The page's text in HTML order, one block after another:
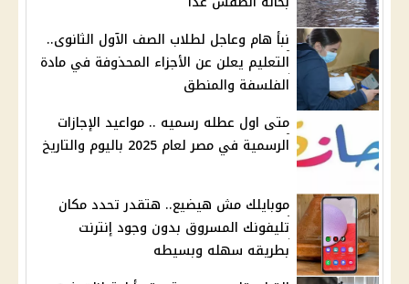
نبأ هام وعاجل لطلاب الصف الآول الثانوى..
التعليم يعلن عن الأجزاء المحذوفة في مادة
الفلسفة والمنطق
متى اول عطله رسميه .. مواعيد الإجازات
الرسمية في مصر لعام 2025 باليوم والتاريخ
موبايلك مش هيضيع.. هتقدر تحدد مكان
تليفونك المسروق بدون وجود إنترنت
بطريقه سهله وبسيطه